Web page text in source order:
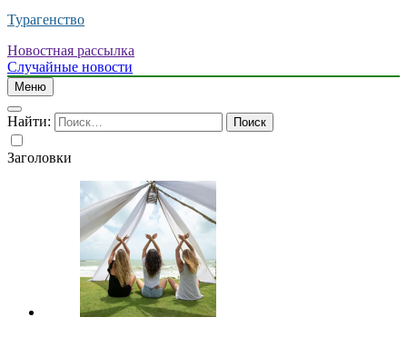
Турагенство
Новостная рассылка
Случайные новости
Меню
Найти:
Заголовки